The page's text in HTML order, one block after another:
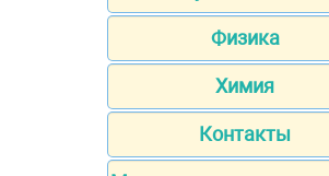
Физика
Химия
Контакты